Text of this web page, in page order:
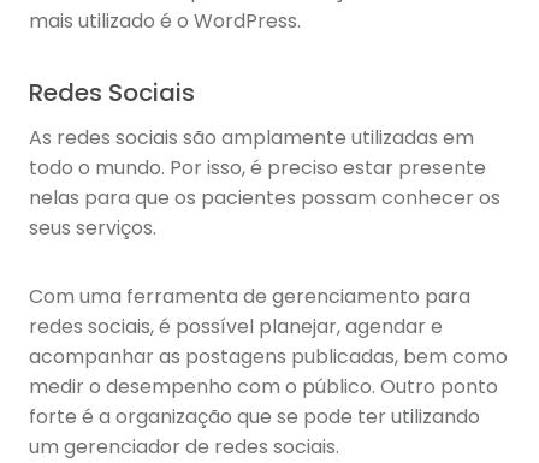
mais utilizado é o WordPress.
Redes Sociais
As redes sociais são amplamente utilizadas em
todo o mundo. Por isso, é preciso estar presente
nelas para que os pacientes possam conhecer os
seus serviços.
Com uma ferramenta de gerenciamento para
redes sociais, é possível planejar, agendar e
acompanhar as postagens publicadas, bem como
medir o desempenho com o público. Outro ponto
forte é a organização que se pode ter utilizando
um gerenciador de redes sociais.